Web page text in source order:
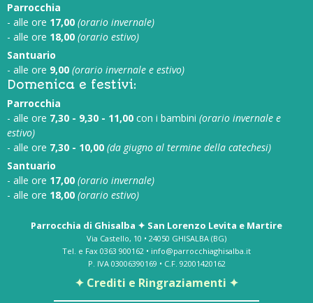
Parrocchia
- alle ore 17,00 (orario invernale)
- alle ore 18,00 (orario estivo)
Santuario
- alle ore 9,00 (orario invernale e estivo)
Domenica e festivi:
Parrocchia
- alle ore 7,30 - 9,30 - 11,00 con i bambini (orario invernale e
estivo)
- alle ore 7,30 - 10,00 (da giugno al termine della catechesi)
Santuario
- alle ore 17,00 (orario invernale)
- alle ore 18,00 (orario estivo)
Parrocchia di Ghisalba ✦ San Lorenzo Levita e Martire
Via Castello, 10 • 24050 GHISALBA (BG)
Tel. e Fax 0363 900162 • info@parrocchiaghisalba.it
P. IVA 03006390169 • C.F. 92001420162
✦ Crediti e Ringraziamenti ✦